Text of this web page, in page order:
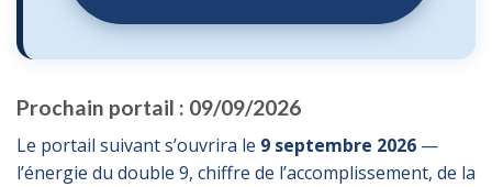
Prochain portail : 09/09/2026
Le portail suivant s’ouvrira le 9 septembre 2026 —
l’énergie du double 9, chiffre de l’accomplissement, de la